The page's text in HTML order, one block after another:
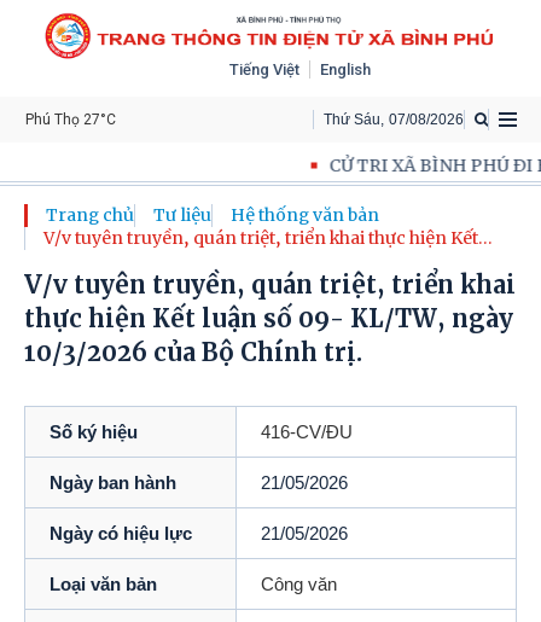
Tiếng Việt English
Thứ Sáu, 07/08/2026
Phú Thọ 27°C
CỬ TRI XÃ BÌNH PHÚ ĐI
Trang chủ Tư liệu
Hệ thống văn bản
V/v tuyên truyền, quán triệt, triển khai thực hiện Kết
V/v tuyên truyền, quán triệt, triển khai
thực hiện Kết luận số 09- KL/TW, ngày
10/3/2026 của Bộ Chính trị.
Số ký hiệu 416-CV/ĐU
Ngày ban hành 21/05/2026
Ngày có hiệu lực 21/05/2026
Loại văn bản Công văn